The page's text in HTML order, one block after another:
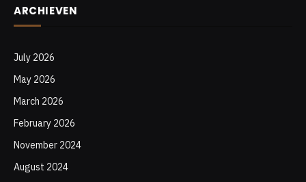
ARCHIEVEN
July 2026
May 2026
March 2026
February 2026
November 2024
August 2024